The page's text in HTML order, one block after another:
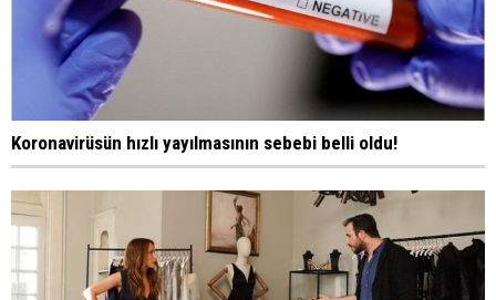
Koronavirüsün hızlı yayılmasının sebebi belli oldu!